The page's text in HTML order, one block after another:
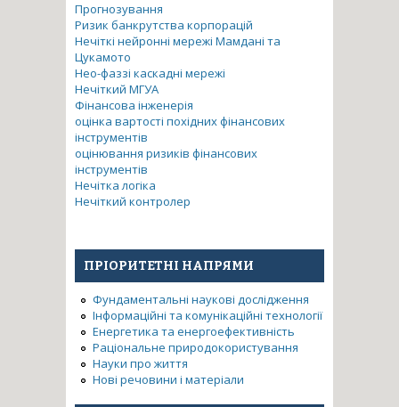
Прогнозування
Ризик банкрутства корпорацій
Нечіткі нейронні мережі Мамдані та
Цукамото
Нео-фаззі каскадні мережі
Нечіткий МГУА
Фінансова інженерія
оцінка вартості похідних фінансових
інструментів
оцінювання ризиків фінансових
інструментів
Нечітка логіка
Нечіткий контролер
ПРІОРИТЕТНІ НАПРЯМИ
Фундаментальні наукові дослідження
Інформаційні та комунікаційні технології
Енергетика та енергоефективність
Раціональне природокористування
Науки про життя
Нові речовини і матеріали